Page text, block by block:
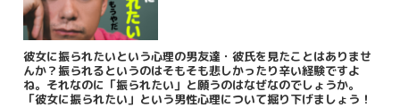
彼女に振られたいという心理の男友達・彼氏を見たことはありませ
んか？振られるというのはそもそも悲しかったり辛い経験ですよ
ね。それなのに「振られたい」と願うのはなぜなのでしょうか。
「彼女に振られたい」という男性心理について掘り下げましょう！